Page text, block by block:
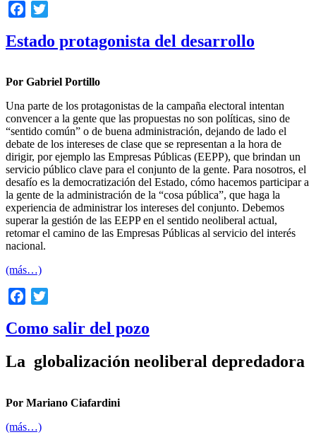
Facebook
Estado protagonista del desarrollo
Por Gabriel Portillo
Una parte de los protagonistas de la campaña electoral intentan
convencer a la gente que las propuestas no son políticas, sino de
“sentido común” o de buena administración, dejando de lado el
debate de los intereses de clase que se representan a la hora de
dirigir, por ejemplo las Empresas Públicas (EEPP), que brindan un
servicio público clave para el conjunto de la gente. Para nosotros, el
desafío es la democratización del Estado, cómo hacemos participar a
la gente de la administración de la “cosa pública”, que haga la
experiencia de administrar los intereses del conjunto. Debemos
superar la gestión de las EEPP en el sentido neoliberal actual,
retomar el camino de las Empresas Públicas al servicio del interés
nacional.
(más…)
Facebook
Como salir del pozo
La globalización neoliberal depredadora
Por Mariano Ciafardini
(más…)